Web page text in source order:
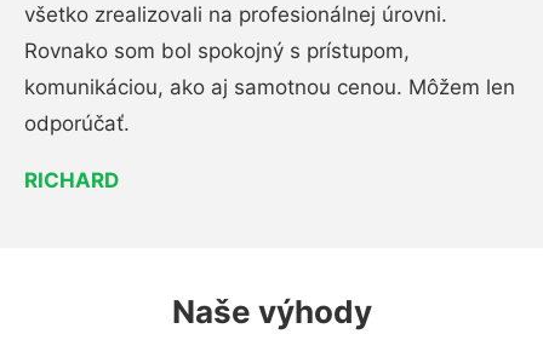
všetko zrealizovali na profesionálnej úrovni.
Rovnako som bol spokojný s prístupom,
komunikáciou, ako aj samotnou cenou. Môžem len
odporúčať.
RICHARD
Naše výhody